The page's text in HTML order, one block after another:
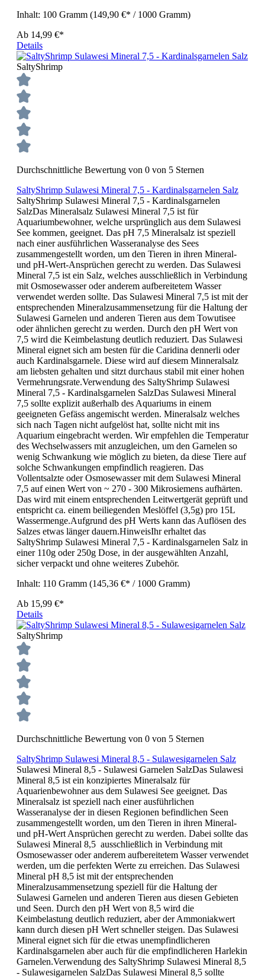
Inhalt: 100 Gramm (149,90 €* / 1000 Gramm)
Ab 14,99 €*
Details
SaltyShrimp
Durchschnittliche Bewertung von 0 von 5 Sternen
SaltyShrimp Sulawesi Mineral 7,5 - Kardinalsgarnelen Salz
SaltyShrimp Sulawesi Mineral 7,5 - Kardinalsgarnelen
SalzDas Mineralsalz Sulawesi Mineral 7,5 ist für
Aquariumbewohner, welche ursprünglich aus dem Sulawesi
See kommen, geeignet. Das pH 7,5 Mineralsalz ist speziell
nach einer ausführlichen Wasseranalyse des Sees
zusammengestellt worden, um den Tieren in ihren Mineral-
und pH-Wert-Ansprüchen gerecht zu werden. Das Sulawesi
Mineral 7,5 ist ein Salz, welches ausschließlich in Verbindung
mit Osmosewasser oder anderem aufbereitetem Wasser
verwendet werden sollte. Das Sulawesi Mineral 7,5 ist mit der
entsprechenden Mineralzusammensetzung für die Haltung der
Sulawesi Garnelen und anderen Tieren aus dem Towutisee
oder ähnlichen gerecht zu werden. Durch den pH Wert von
7,5 wird die Keimbelastung deutlich reduziert. Das Sulawesi
Mineral eignet sich am besten für die Caridina dennerli oder
auch Kardinalsgarnele. Diese wird auf diesem Minneralsalz
am liebsten gehalten und sitzt durchaus stabil mit einer hohen
Vermehrungsrate.Verwendung des SaltyShrimp Sulawesi
Mineral 7,5 - Kardinalsgarnelen SalzDas Sulawesi Mineral
7,5 sollte explizit außerhalb des Aquariums in einem
geeigneten Gefäss angemischt werden. Mineralsalz welches
sich nach Tagen nicht aufgelöst hat, sollte nicht mit ins
Aquarium eingebracht werden. Wir empfehlen die Temperatur
des Wechselwassers mit anzugleichen, um den Garnelen so
wenig Schwankung wie möglich zu bieten, da diese Tiere auf
solche Schwankungen empfindlich reagieren. Das
Vollentsalzte oder Osmosewasser mit dem Sulawesi Mineral
7,5 auf einen Wert von ~ 270 - 300 Mikrosiemens aufhärten.
Das wird mit einem entsprechenden Leitwertgerät geprüft und
entspricht ca. einem beiliegenden Meslöffel (3,5g) pro 15L
Wassermenge.Aufgrund des pH Werts kann das Auflösen des
Salzes etwas länger dauern.HinweisIhr erhaltet das
SaltyShrimp Sulawesi Mineral 7,5 - Kardinalsgarnelen Salz in
einer 110g oder 250g Dose, in der ausgewählten Anzahl,
sicher verpackt und ohne weiteres Zubehör.
Inhalt: 110 Gramm (145,36 €* / 1000 Gramm)
Ab 15,99 €*
Details
SaltyShrimp
Durchschnittliche Bewertung von 0 von 5 Sternen
SaltyShrimp Sulawesi Mineral 8,5 - Sulawesigarnelen Salz
Sulawesi Mineral 8,5 - Sulawesi Garnelen SalzDas Sulawesi
Mineral 8,5 ist ein konzipiertes Mineralsalz für
Aquarienbewohner aus dem Sulawesi See geeignet. Das
Mineralsalz ist speziell nach einer ausführlichen
Wasseranalyse der in diesen Regionen befindlichen Seen
zusammengestellt worden, um den Tieren in ihren Mineral-
und pH-Wert Ansprüchen gerecht zu werden. Dabei sollte das
Sulawesi Mineral 8,5 ausschließlich in Verbindung mit
Osmosewasser oder anderem aufbereitetem Wasser verwendet
werden, um die perfekten Werte zu erreichen. Das Sulawesi
Mineral pH 8,5 ist mit der entsprechenden
Mineralzusammensetzung speziell für die Haltung der
Sulawesi Garnelen und anderen Tieren aus diesen Gebieten
und Seen. Durch den pH Wert von 8,5 wird die
Keimbelastung deutlich reduziert, aber der Ammoniakwert
kann durch diesen pH Wert schneller steigen. Das Sulawesi
Mineral eignet sich für die etwas unempfindlicheren
Kardinalsgarnelen aber auch für die empfindlicheren Harlekin
Garnelen.Verwendung des SaltyShrimp Sulawesi Mineral 8,5
- Sulawesigarnelen SalzDas Sulawesi Mineral 8,5 sollte